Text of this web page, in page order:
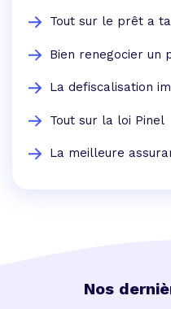
Tout sur le prêt a
Bien renegocier un
La defiscalisation
Tout sur la loi Pinel
La meilleure
Nos